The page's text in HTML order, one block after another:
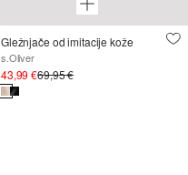
Gležnjače od imitacije kože
s.Oliver
43,99 €69,95 €